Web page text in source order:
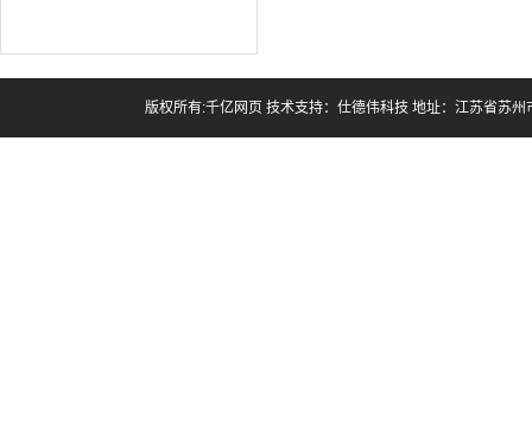
版权所有:千亿网页 技术支持： 仕德伟科技 地址：江苏省苏